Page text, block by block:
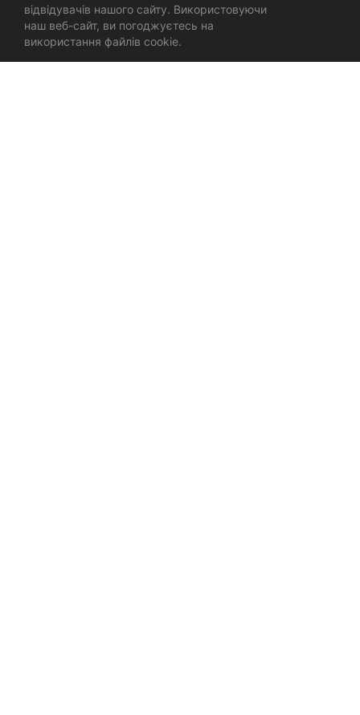
відвідувачів нашого сайту. Використовуючи
наш веб-сайт, ви погоджуєтесь на
використання файлів cookie.